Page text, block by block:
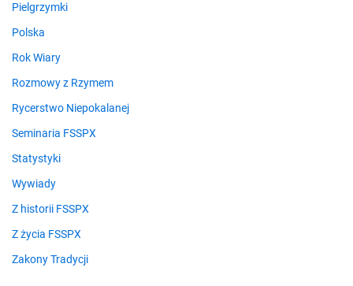
Pielgrzymki
Polska
Rok Wiary
Rozmowy z Rzymem
Rycerstwo Niepokalanej
Seminaria FSSPX
Statystyki
Wywiady
Z historii FSSPX
Z życia FSSPX
Zakony Tradycji